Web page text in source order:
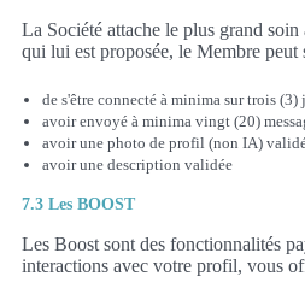
La Société attache le plus grand
qui lui est proposée, le Membre
de s'être connecté à minima sur trois (3)
avoir envoyé à minima vingt (20)
avoir une photo de profil (non IA)
avoir une description validée
7.3 Les BOOST
Les Boost sont des fonctionnalités
interactions avec votre profil, vous